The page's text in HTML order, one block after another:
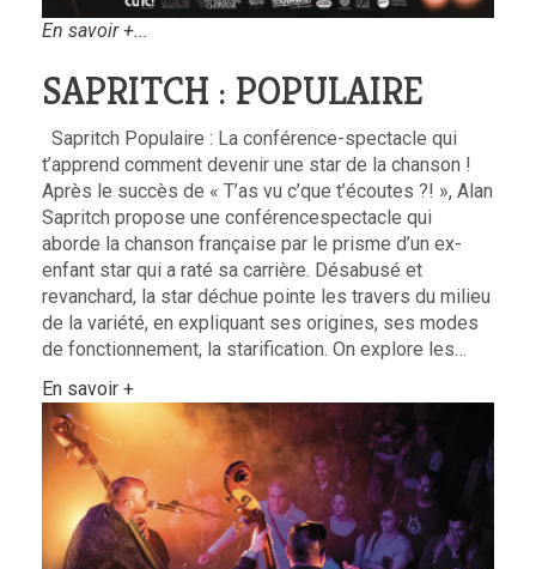
En savoir +...
SAPRITCH : POPULAIRE
Sapritch Populaire : La conférence-spectacle qui
t’apprend comment devenir une star de la chanson !
Après le succès de « T’as vu c’que t’écoutes ?! », Alan
Sapritch propose une conférencespectacle qui
aborde la chanson française par le prisme d’un ex-
enfant star qui a raté sa carrière. Désabusé et
revanchard, la star déchue pointe les travers du milieu
de la variété, en expliquant ses origines, ses modes
de fonctionnement, la starification. On explore les…
En savoir +